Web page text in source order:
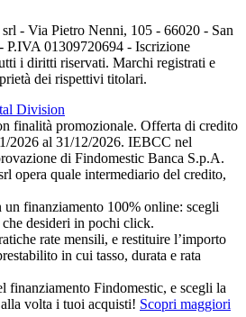
- Via Pietro Nenni, 105 - 66020 - San
01309720694 - Iscrizione
i diritti riservati. Marchi registrati e
dei rispettivi titolari.
Division
finalità promozionale. Offerta di credito
2026 al 31/12/2026. IEBCC nel
di Findomestic Banca S.p.A.
opera quale intermediario del credito,
finanziamento 100% online: scegli
desideri in pochi click.
rate mensili, e restituire l’importo
in cui tasso, durata e rata
finanziamento Findomestic, e scegli la
volta i tuoi acquisti! Scopri maggiori